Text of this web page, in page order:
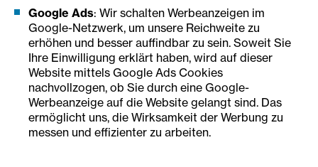
Google Ads: Wir schalten Werbeanzeigen im
Google-Netzwerk, um unsere Reichweite zu
erhöhen und besser auffindbar zu sein. Soweit Sie
Ihre Einwilligung erklärt haben, wird auf dieser
Website mittels Google Ads Cookies
nachvollzogen, ob Sie durch eine Google-
Werbeanzeige auf die Website gelangt sind. Das
ermöglicht uns, die Wirksamkeit der Werbung zu
messen und effizienter zu arbeiten.